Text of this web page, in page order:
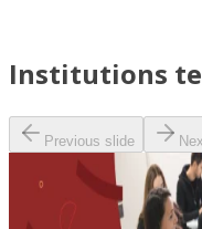
Institutions
Previous slide